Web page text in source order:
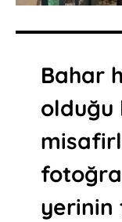
Bahar
olduğu
yerinin